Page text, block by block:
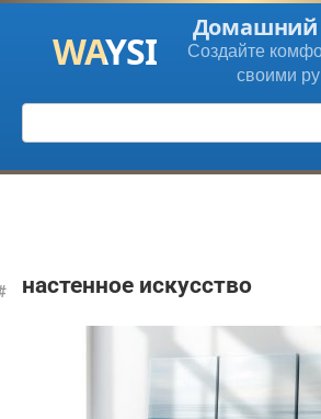
Перейти
контенту
Домашний
Создайте
своими
Поиск:
настенное искусство